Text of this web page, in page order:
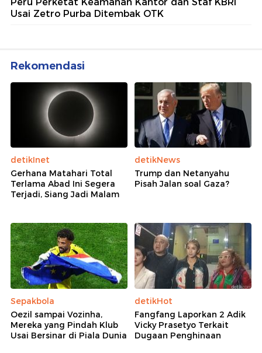
Usai Zetro Purba Ditembak OTK
Rekomendasi
detikInet
Gerhana Matahari Total
Terlama Abad Ini Segera
Terjadi, Siang Jadi Malam
detikNews
Trump dan Netanyahu
Pisah Jalan soal Gaza?
Sepakbola
Oezil sampai Vozinha,
Mereka yang Pindah Klub
Usai Bersinar di Piala Dunia
detikHot
Fangfang Laporkan 2 Adik
Vicky Prasetyo Terkait
Dugaan Penghinaan